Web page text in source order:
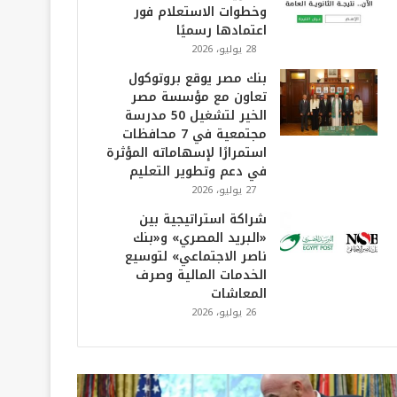
وخطوات الاستعلام فور
اعتمادها رسميًا
28 يوليو، 2026
بنك مصر يوقع بروتوكول
تعاون مع مؤسسة مصر
الخير لتشغيل 50 مدرسة
مجتمعية في 7 محافظات
استمرارًا لإسهاماته المؤثرة
في دعم وتطوير التعليم
27 يوليو، 2026
شراكة استراتيجية بين
«البريد المصري» و«بنك
ناصر الاجتماعي» لتوسيع
الخدمات المالية وصرف
المعاشات
26 يوليو، 2026